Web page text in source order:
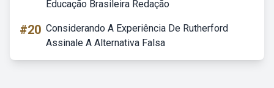
Educação Brasileira Redação
#20 Considerando A Experiência De Rutherford
Assinale A Alternativa Falsa